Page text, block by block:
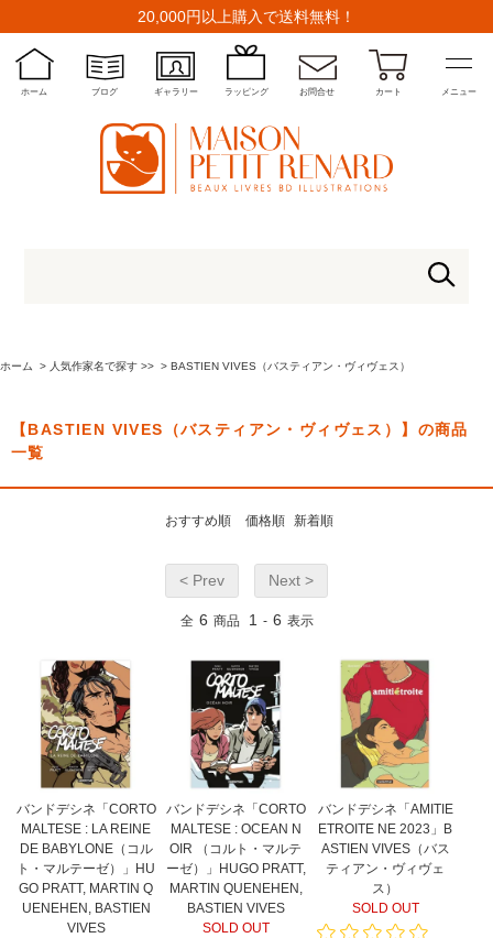
20,000円以上購入で送料無料！
ホーム ブログ ギャラリー ラッピング お問合せ カート メニュー
ホーム > 人気作家名で探す >> > BASTIEN VIVES（バスティアン・ヴィヴェス）
【BASTIEN VIVES（バスティアン・ヴィヴェス）】の商品
一覧
おすすめ順 価格順 新着順
< Prev Next >
全 6 商品 1 - 6 表示
バンドデシネ「CORTO
MALTESE : LA REINE
DE BABYLONE（コル
ト・マルテーゼ）」HU
GO PRATT, MARTIN Q
UENEHEN, BASTIEN
VIVES
バンドデシネ「CORTO
MALTESE : OCEAN N
OIR （コルト・マルテ
ーゼ）」HUGO PRATT,
MARTIN QUENEHEN,
BASTIEN VIVES
SOLD OUT
バンドデシネ「AMITIE
ETROITE NE 2023」B
ASTIEN VIVES（バス
ティアン・ヴィヴェ
ス）
SOLD OUT